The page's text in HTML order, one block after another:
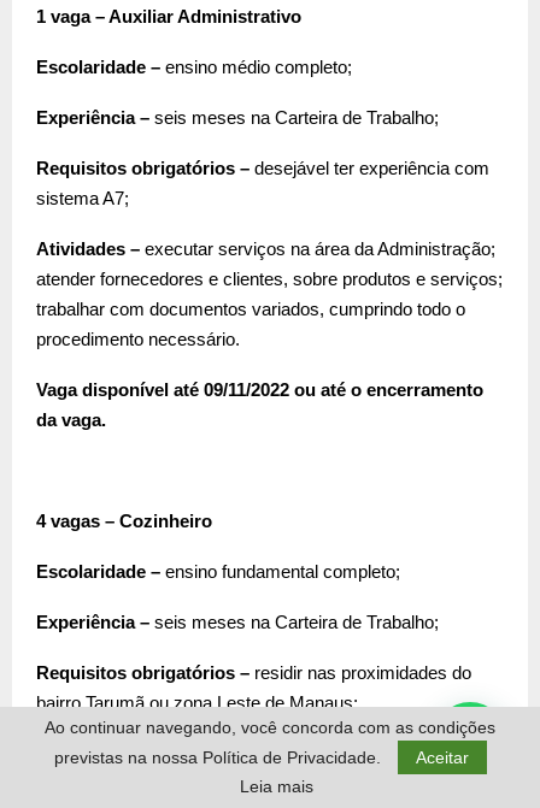
1 vaga – Auxiliar Administrativo
Escolaridade – ensino médio completo;
Experiência – seis meses na Carteira de Trabalho;
Requisitos obrigatórios – desejável ter experiência com
sistema A7;
Atividades – executar serviços na área da Administração;
atender fornecedores e clientes, sobre produtos e serviços;
trabalhar com documentos variados, cumprindo todo o
procedimento necessário.
Vaga disponível até 09/11/2022 ou até o encerramento
da vaga.
4 vagas – Cozinheiro
Escolaridade – ensino fundamental completo;
Experiência – seis meses na Carteira de Trabalho;
Requisitos obrigatórios – residir nas proximidades do
bairro Tarumã ou zona Leste de Manaus;
Atividades –realizar o pré-preparo do processamento dos
alimentos; montagem de pratos, café da manhã, desjejum
Ao continuar navegando, você concorda com as condições
previstas na nossa Política de Privacidade.
Aceitar
Leia mais